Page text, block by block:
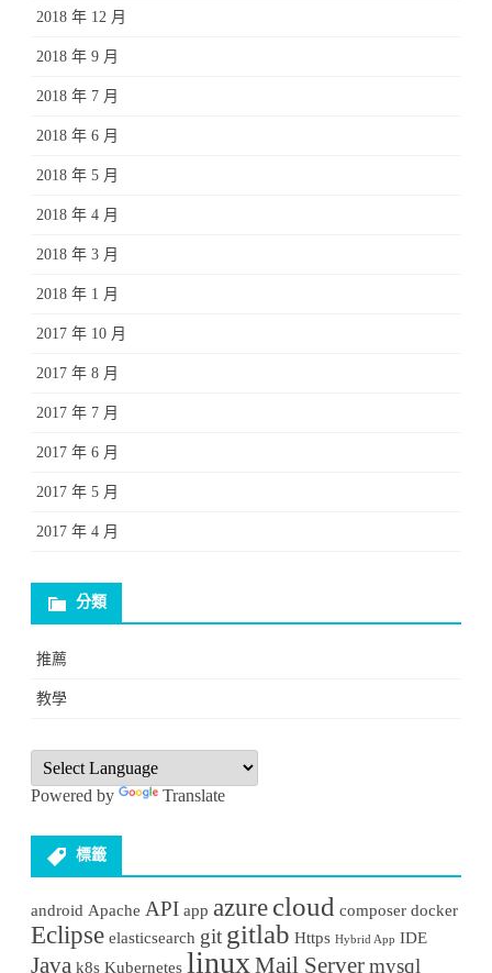
2018 年 12 月
2018 年 9 月
2018 年 7 月
2018 年 6 月
2018 年 5 月
2018 年 4 月
2018 年 3 月
2018 年 1 月
2017 年 10 月
2017 年 8 月
2017 年 7 月
2017 年 6 月
2017 年 5 月
2017 年 4 月
分類
推薦
教學
Powered by Translate
標籤
android Apache API app azurecloud composer docker
Eclipse elasticsearch git gitlab Https Hybrid App IDE
Java k8s Kubernetes linux Mail Servermysql